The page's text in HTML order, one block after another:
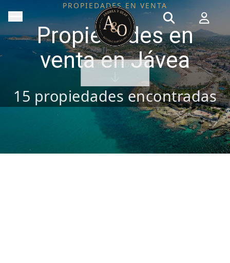
PROPIEDADES EN VENTA
Propiedades en
venta en Jávea
15 propiedades encontradas
VER PROPIEDADES